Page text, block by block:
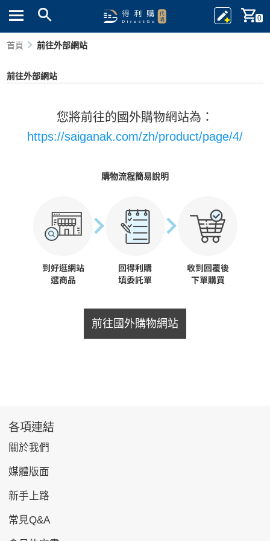
0
首頁 前往外部網站
前往外部網站
您將前往的國外購物網站為：
https://saiganak.com/zh/product/page/4/
購物流程簡易說明
前往國外購物網站
各項連結
關於我們
媒體版面
新手上路
常見Q&A